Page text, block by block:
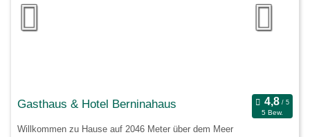
Gasthaus & Hotel Berninahaus
5 Bew.
Willkommen zu Hause auf 2046 Meter über dem Meer